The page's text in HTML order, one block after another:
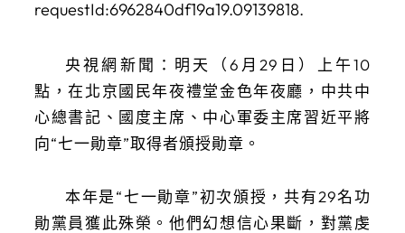
requestId:6962840df19a19.09139818.
央視網新聞： 明天（6月29日）上午10
點，在北京國民年夜禮堂金色年夜廳，中共中
心總書記、國度主席、中心軍委主席習近平將
向“七一勛章”取得者頒授勛章。
本年是“七一勛章”初次頒授，共有29名功
勛黨員獲此殊榮。他們幻想信心果斷，對黨虔